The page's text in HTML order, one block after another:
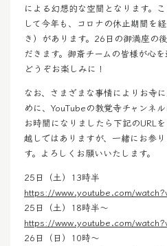
による幻想的な空間となります。
して今年も、コロナの休止期間を
き）があります。26日の御満座の
だきます。御斎チームの皆様が心
どうぞお楽しみに！
なお、さまざまな事情によりお寺
めに、YouTubeの教覚寺チャンネ
お時間になりましたら下記のURL
越しではありますが、一緒にお参
す。よろしくお願いいたします。
25日（土）13時半
https://www.youtube.com/
25日（土）18時半〜
https://www.youtube.com/
26日（日）10時〜